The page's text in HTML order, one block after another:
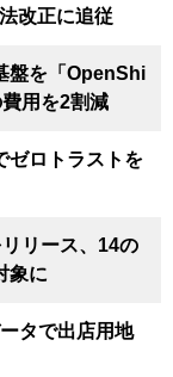
改正に追従
盤を「OpenShi
用を2割減
ゼロトラストを
リース、14の
象に
タで出店用地